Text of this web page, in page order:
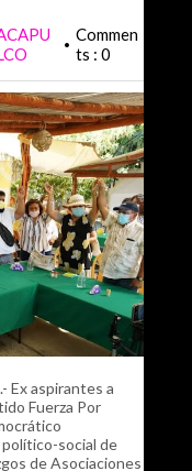
• Commen
ts : 0
Ex aspirantes a
Fuerza Por
social de
de Asociaciones